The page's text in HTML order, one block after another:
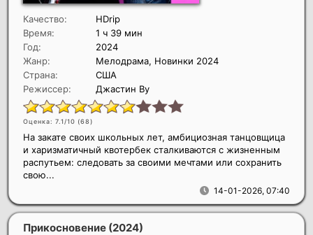
Качество:
HDrip
Время:
1 ч 39 мин
Год:
2024
Жанр:
Мелодрама, Новинки 2024
Страна:
США
Режиссер:
Джастин Ву
Оценка: 7.1/10 (68)
14-01-2026, 07:40
На закате своих школьных лет, амбициозная танцовщица
и харизматичный квотербек сталкиваются с жизненным
распутьем: следовать за своими мечтами или сохранить
свою...
Прикосновение (2024)